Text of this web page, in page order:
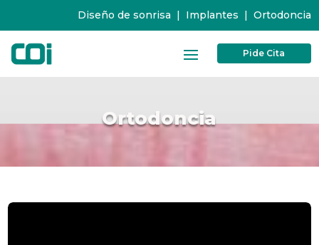
Diseño de sonrisa | Implantes | Ortodoncia
Pide Cita
Ortodoncia